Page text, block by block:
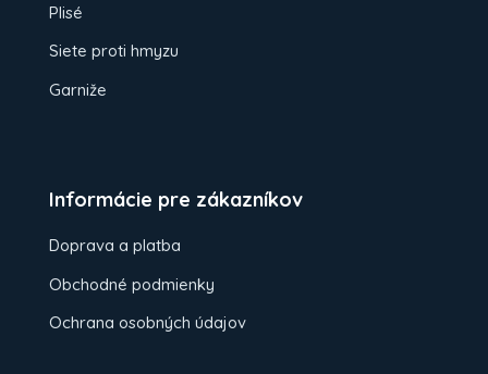
Plisé
Siete proti hmyzu
Garniže
Informácie pre zákazníkov
Doprava a platba
Obchodné podmienky
Ochrana osobných údajov